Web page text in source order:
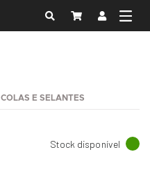
COLAS E SELANTES
Stock disponível